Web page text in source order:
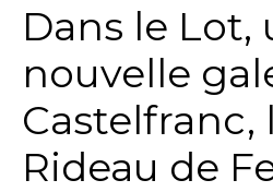
Dans le Lot,
nouvelle
Castelfranc,
Rideau de